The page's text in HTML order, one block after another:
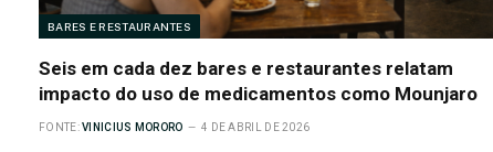
BARES E RESTAURANTES
Seis em cada dez bares e restaurantes relatam
impacto do uso de medicamentos como Mounjaro
FONTE: VINICIUS MORORO 4 DE ABRIL DE 2026